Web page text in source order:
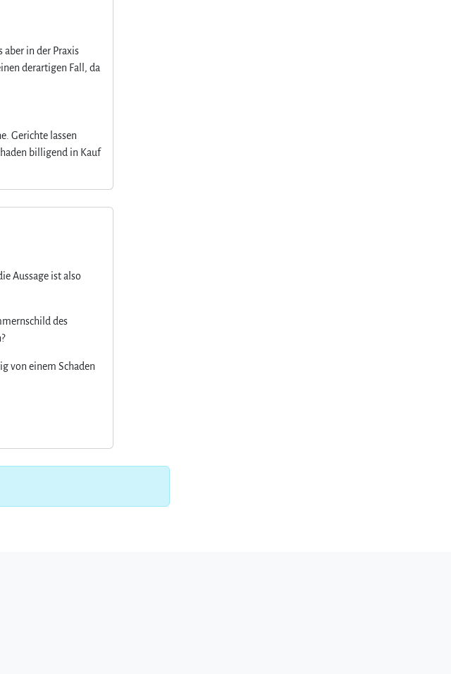
aber in der Praxis
derartigen Fall, da
Gerichte lassen
billigend in Kauf
Aussage ist also
des
von einem Schaden